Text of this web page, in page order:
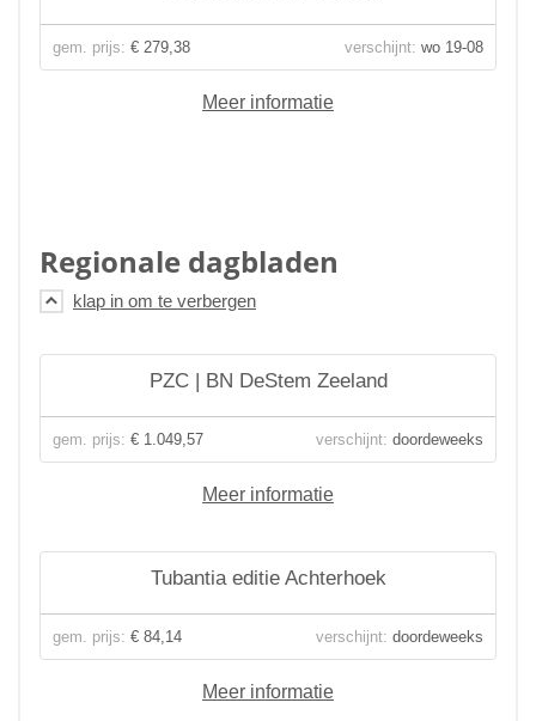
gem. prijs: € 279,38 verschijnt: wo 19-08
Meer informatie
Regionale dagbladen
PZC | BN DeStem Zeeland
gem. prijs: € 1.049,57 verschijnt: doordeweeks
Meer informatie
Tubantia editie Achterhoek
gem. prijs: € 84,14 verschijnt: doordeweeks
Meer informatie